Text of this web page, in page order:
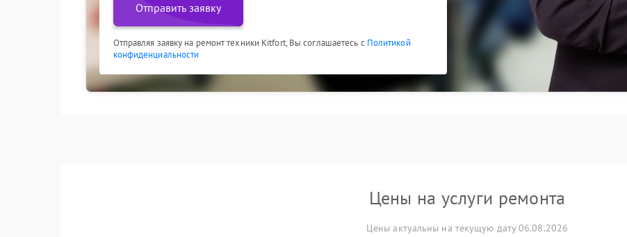
Отправить заявку
Отправляя заявку на ремонт техники Kitfort, Вы соглашаетесь с Политикой
конфиденциальности
Цены на услуги ремонта
Цены актуальны на текущую дату 06.08.2026